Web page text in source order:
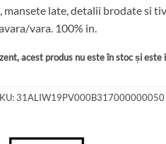
mansete late, detalii brodate si
vara. 100% in.
acest produs nu este în stoc și este
31ALIW19PV000B317000000050